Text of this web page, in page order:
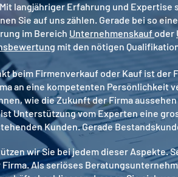
langjähriger Erfahrung und
Sie auf uns zählen. Gerade bei so
im Bereich Unternehmenskaufoder
mit den nötigen
beim Firmenverkauf oder Kauf ist
an eine kompetenten Persönlichkeit
wie die Zukunft der Firma
Unterstützung vom Experten eine
Kunden. Gerade
wir Sie bei jedem dieser Aspekte.
Als seriöses